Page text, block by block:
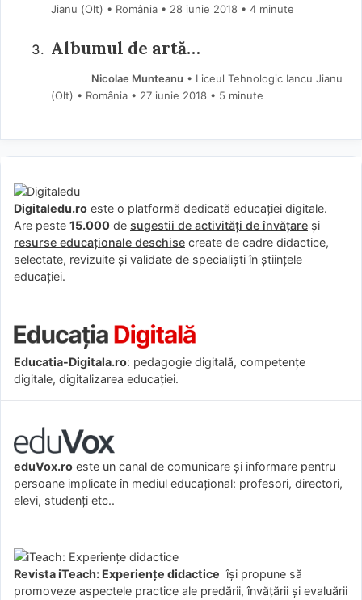
Jianu (Olt) • România
28 iunie 2018 • 4 minute
Albumul de artă…
Nicolae Munteanu • Liceul Tehnologic Iancu Jianu
(Olt) • România
27 iunie 2018 • 5 minute
Digitaledu.ro este o platformă dedicată educației digitale.
Are peste 15.000 de sugestii de activități de învățare și
resurse educaționale deschise create de cadre didactice,
selectate, revizuite și validate de specialiști în științele
educației.
Educatia-Digitala.ro: pedagogie digitală, competențe
digitale, digitalizarea educației.
eduVox.ro este un canal de comunicare și informare pentru
persoane implicate în mediul educațional: profesori, directori,
elevi, studenți etc..
Revista iTeach: Experienţe didactice îşi propune să
promoveze aspectele practice ale predării, învăţării şi evaluării